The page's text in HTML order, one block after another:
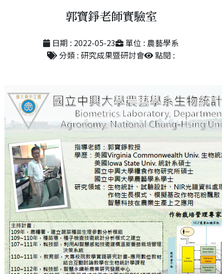
郭寶錚老師實驗室
日期 : 2022-05-23
單位 : 農藝學系
分類 : 研究成果暨研討會
點閱 :